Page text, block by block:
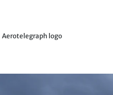
Aerotelegraph logo